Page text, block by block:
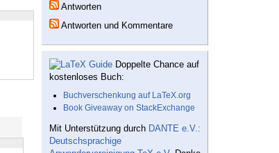
Antworten
Antworten und Kommentare
Doppelte Chance auf
kostenloses Buch:
Buchverschenkung auf LaTeX.org
Book Giveaway on StackExchange
Mit Unterstützung durch DANTE e.V.:
Deutschsprachige